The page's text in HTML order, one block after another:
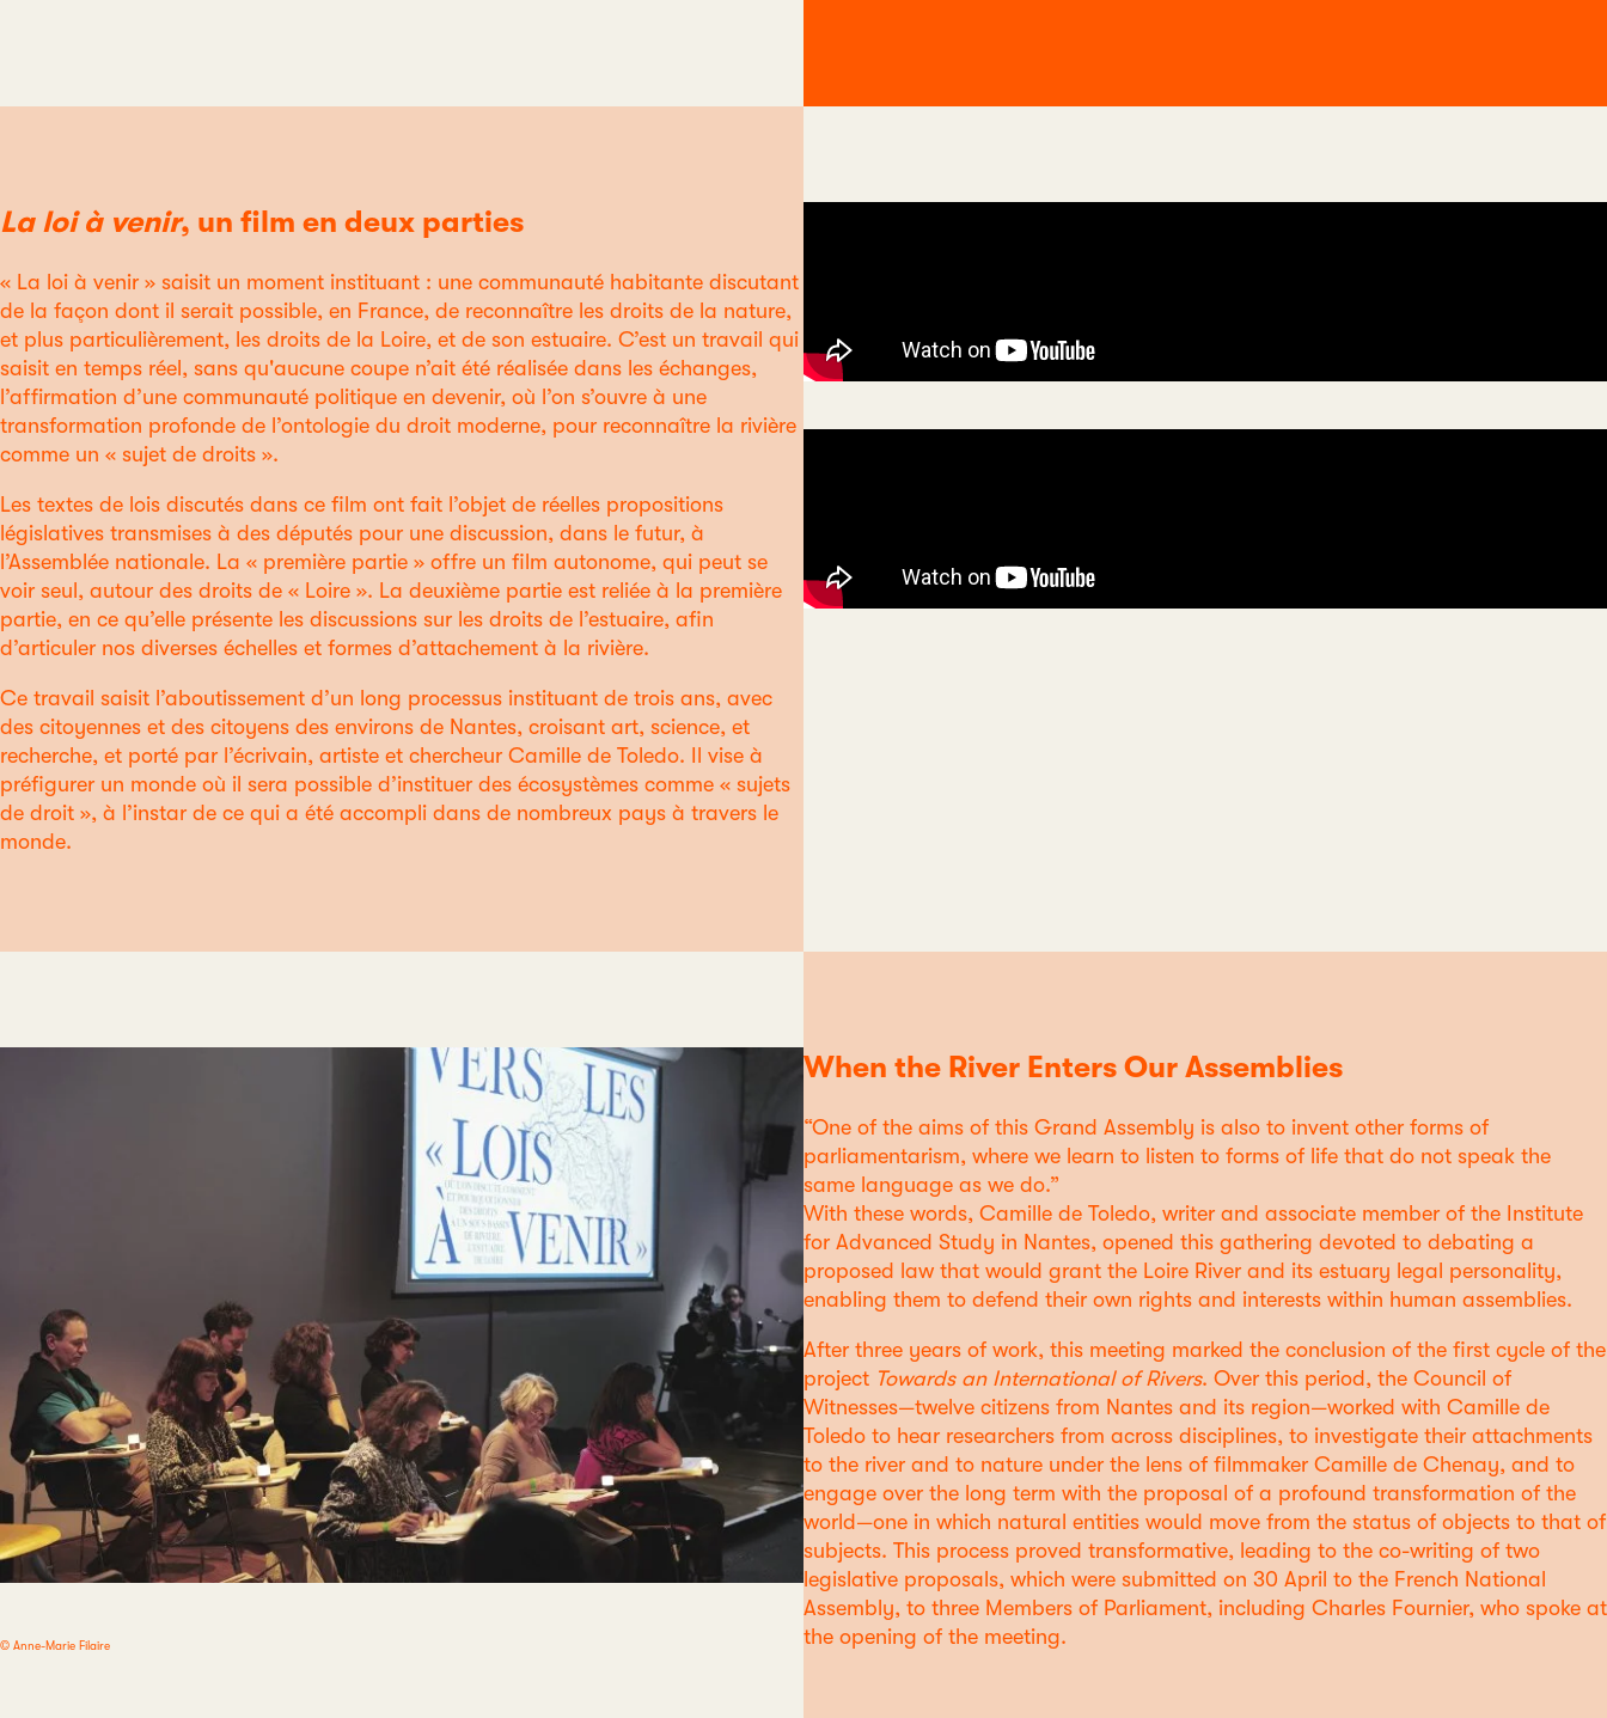
La loi à venir, un film en deux parties
« La loi à venir » saisit un moment instituant : une communauté habitante discutant
de la façon dont il serait possible, en France, de reconnaître les droits de la nature,
et plus particulièrement, les droits de la Loire, et de son estuaire. C’est un travail qui
saisit en temps réel, sans qu'aucune coupe n’ait été réalisée dans les échanges,
l’affirmation d’une communauté politique en devenir, où l’on s’ouvre à une
transformation profonde de l’ontologie du droit moderne, pour reconnaître la rivière
comme un « sujet de droits ».
Les textes de lois discutés dans ce film ont fait l’objet de réelles propositions
législatives transmises à des députés pour une discussion, dans le futur, à
l’Assemblée nationale. La « première partie » offre un film autonome, qui peut se
voir seul, autour des droits de « Loire ». La deuxième partie est reliée à la première
partie, en ce qu’elle présente les discussions sur les droits de l’estuaire, afin
d’articuler nos diverses échelles et formes d’attachement à la rivière.
Ce travail saisit l’aboutissement d’un long processus instituant de trois ans, avec
des citoyennes et des citoyens des environs de Nantes, croisant art, science, et
recherche, et porté par l’écrivain, artiste et chercheur Camille de Toledo. Il vise à
préfigurer un monde où il sera possible d’instituer des écosystèmes comme « sujets
de droit », à l’instar de ce qui a été accompli dans de nombreux pays à travers le
monde.
© Anne-Marie Filaire
When the River Enters Our Assemblies
“One of the aims of this Grand Assembly is also to invent other forms of
parliamentarism, where we learn to listen to forms of life that do not speak the
same language as we do.”
With these words, Camille de Toledo, writer and associate member of the Institute
for Advanced Study in Nantes, opened this gathering devoted to debating a
proposed law that would grant the Loire River and its estuary legal personality,
enabling them to defend their own rights and interests within human assemblies.
After three years of work, this meeting marked the conclusion of the first cycle of the
project Towards an International of Rivers. Over this period, the Council of
Witnesses—twelve citizens from Nantes and its region—worked with Camille de
Toledo to hear researchers from across disciplines, to investigate their attachments
to the river and to nature under the lens of filmmaker Camille de Chenay, and to
engage over the long term with the proposal of a profound transformation of the
world—one in which natural entities would move from the status of objects to that of
subjects. This process proved transformative, leading to the co-writing of two
legislative proposals, which were submitted on 30 April to the French National
Assembly, to three Members of Parliament, including Charles Fournier, who spoke at
the opening of the meeting.